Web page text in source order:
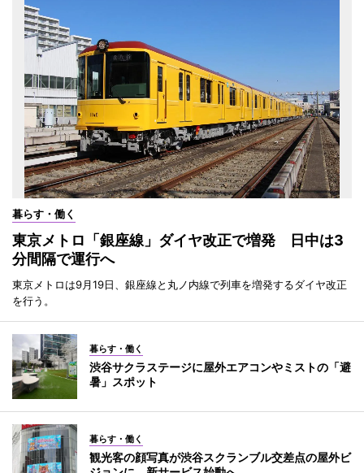
暮らす・働く
東京メトロ「銀座線」ダイヤ改正で増発 日中は3
分間隔で運行へ
東京メトロは9月19日、銀座線と丸ノ内線で列車を増発するダイヤ改正
を行う。
暮らす・働く
渋谷サクラステージに屋外エアコンやミストの「避
暑」スポット
暮らす・働く
観光客の顔写真が渋谷スクランブル交差点の屋外ビ